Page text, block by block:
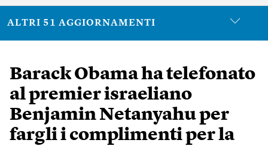
ALTRI 51 AGGIORNAMENTI
Barack Obama ha telefonato
al premier israeliano
Benjamin Netanyahu per
fargli i complimenti per la